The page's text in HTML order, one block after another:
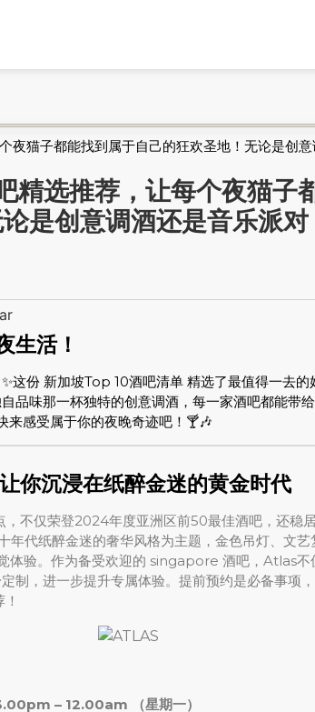
夜猫子都能找到属于自己的狂欢圣地！无论是创
精选推荐，让每个夜猫子
是创意调酒还是音乐派对
生活！
这份 新加坡Top 10酒吧清单 精选了最值得一去的
品味那一杯独特的创意调酒，每一家酒吧都能带
来感受属于你的夜晚奇迹吧！🍸🎶
你沉浸在纸醉金迷的黄金时代
不仅荣登2024年度亚洲区前50最佳酒吧，还稳
代纸醉金迷的奢华风格为主题，金色吊灯、文艺
体验。作为备受欢迎的 singapore 酒吧，Atlas不
制，进一步提升专属体验。提前预约是必备事项
– 12.00am （星期一）